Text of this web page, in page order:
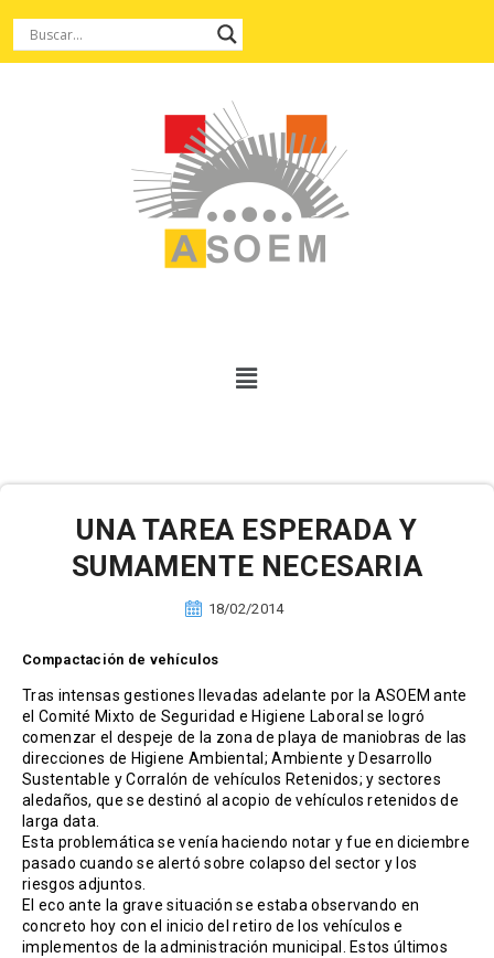
UNA TAREA ESPERADA Y
SUMAMENTE NECESARIA
18/02/2014
Compactación de vehículos
Tras intensas gestiones llevadas adelante por la ASOEM ante
el Comité Mixto de Seguridad e Higiene Laboral se logró
comenzar el despeje de la zona de playa de maniobras de las
direcciones de Higiene Ambiental; Ambiente y Desarrollo
Sustentable y Corralón de vehículos Retenidos; y sectores
aledaños, que se destinó al acopio de vehículos retenidos de
larga data.
Esta problemática se venía haciendo notar y fue en diciembre
pasado cuando se alertó sobre colapso del sector y los
riesgos adjuntos.
El eco ante la grave situación se estaba observando en
concreto hoy con el inicio del retiro de los vehículos e
implementos de la administración municipal. Estos últimos